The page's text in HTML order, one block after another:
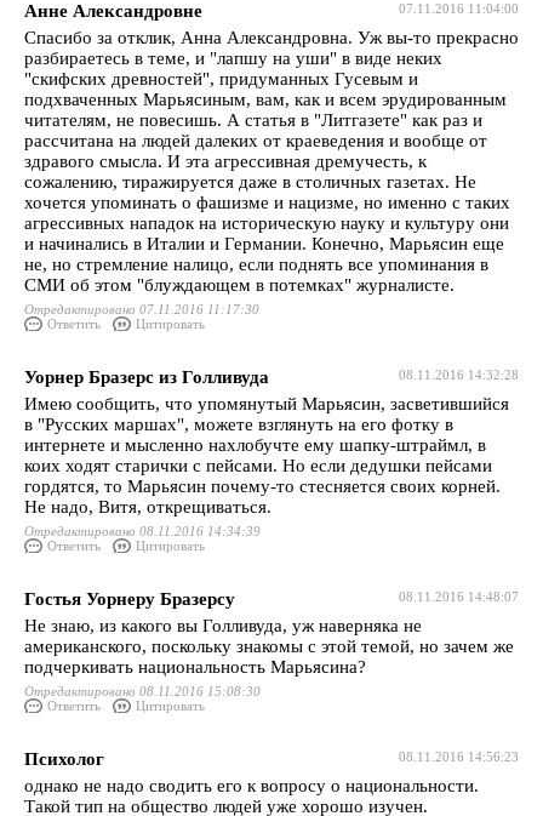
07.11.2016 11:04:00
Анне Александровне
Спасибо за отклик, Анна Александровна. Уж вы-то прекрасно
разбираетесь в теме, и "лапшу на уши" в виде неких
"скифских древностей", придуманных Гусевым и
подхваченных Марьясиным, вам, как и всем эрудированным
читателям, не повесишь. А статья в "Литгазете" как раз и
рассчитана на людей далеких от краеведения и вообще от
здравого смысла. И эта агрессивная дремучесть, к
сожалению, тиражируется даже в столичных газетах. Не
хочется упоминать о фашизме и нацизме, но именно с таких
агрессивных нападок на историческую науку и культуру они
и начинались в Италии и Германии. Конечно, Марьясин еще
не, но стремление налицо, если поднять все упоминания в
СМИ об этом "блуждающем в потемках" журналисте.
Отредактировано 07.11.2016 11:17:30
Ответить
Цитировать
08.11.2016 14:32:28
Уорнер Бразерс из Голливуда
Имею сообщить, что упомянутый Марьясин, засветившийся
в "Русских маршах", можете взглянуть на его фотку в
интернете и мысленно нахлобучте ему шапку-штраймл, в
коих ходят старички с пейсами. Но если дедушки пейсами
гордятся, то Марьясин почему-то стесняется своих корней.
Не надо, Витя, открещиваться.
Отредактировано 08.11.2016 14:34:39
Ответить
Цитировать
08.11.2016 14:48:07
Гостья Уорнеру Бразерсу
Не знаю, из какого вы Голливуда, уж наверняка не
американского, поскольку знакомы с этой темой, но зачем же
подчеркивать национальность Марьясина?
Отредактировано 08.11.2016 15:08:30
Ответить
Цитировать
08.11.2016 14:56:23
Психолог
однако не надо сводить его к вопросу о национальности.
Такой тип на общество людей уже хорошо изучен.